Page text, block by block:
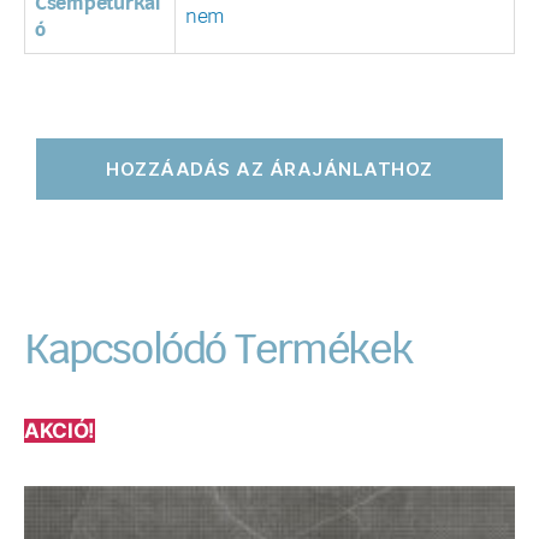
ó
nem
HOZZÁADÁS AZ ÁRAJÁNLATHOZ
Kapcsolódó Termékek
AKCIÓ!